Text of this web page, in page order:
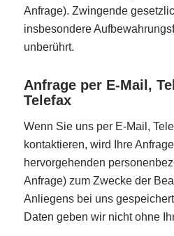
Anfrage). Zwingende
insbesondere
unberührt.
Anfrage per E-Mail,
Telefax
Wenn Sie uns per E-Mail,
kontaktieren, wird Ihre
hervorgehenden
Anfrage) zum Zwecke der
Anliegens bei uns
Daten geben wir nicht ohne